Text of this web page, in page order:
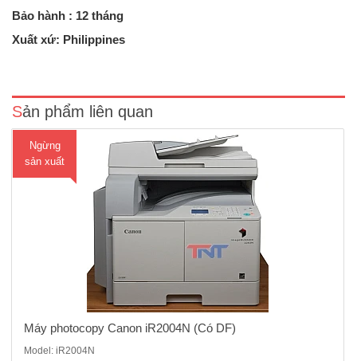
Bảo hành : 12 tháng
Xuất xứ: Philippines
Sản phẩm liên quan
Ngừng
sản xuất
Máy photocopy Canon iR2004N được thiết kế phù hợp với nhu cầu
của các doanh nghiệp vừa và nhỏ. với mạng Lan không dây tích hợp
Máy photocopy Canon iR2004N (Có DF)
Model: iR2004N